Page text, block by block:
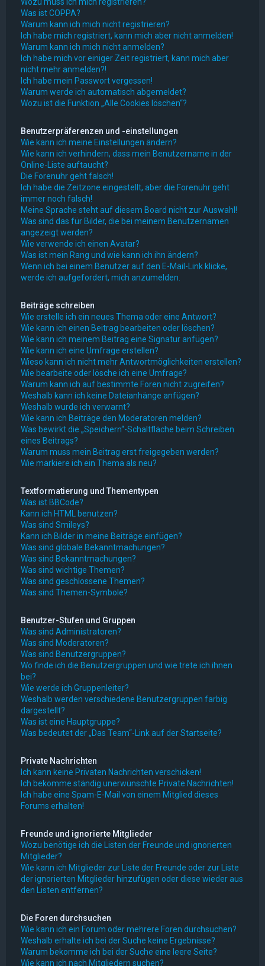
Was ist COPPA?
Warum kann ich mich nicht registrieren?
Ich habe mich registriert, kann mich aber nicht anmelden!
Warum kann ich mich nicht anmelden?
Ich habe mich vor einiger Zeit registriert, kann mich aber
nicht mehr anmelden?!
Ich habe mein Passwort vergessen!
Warum werde ich automatisch abgemeldet?
Wozu ist die Funktion „Alle Cookies löschen“?
Benutzerpräferenzen und -einstellungen
Wie kann ich meine Einstellungen ändern?
Wie kann ich verhindern, dass mein Benutzername in der
Online-Liste auftaucht?
Die Forenuhr geht falsch!
Ich habe die Zeitzone eingestellt, aber die Forenuhr geht
immer noch falsch!
Meine Sprache steht auf diesem Board nicht zur Auswahl!
Was sind das für Bilder, die bei meinem Benutzernamen
angezeigt werden?
Wie verwende ich einen Avatar?
Was ist mein Rang und wie kann ich ihn ändern?
Wenn ich bei einem Benutzer auf den E-Mail-Link klicke,
werde ich aufgefordert, mich anzumelden.
Beiträge schreiben
Wie erstelle ich ein neues Thema oder eine Antwort?
Wie kann ich einen Beitrag bearbeiten oder löschen?
Wie kann ich meinem Beitrag eine Signatur anfügen?
Wie kann ich eine Umfrage erstellen?
Wieso kann ich nicht mehr Antwortmöglichkeiten erstellen?
Wie bearbeite oder lösche ich eine Umfrage?
Warum kann ich auf bestimmte Foren nicht zugreifen?
Weshalb kann ich keine Dateianhänge anfügen?
Weshalb wurde ich verwarnt?
Wie kann ich Beiträge den Moderatoren melden?
Was bewirkt die „Speichern“-Schaltfläche beim Schreiben
eines Beitrags?
Warum muss mein Beitrag erst freigegeben werden?
Wie markiere ich ein Thema als neu?
Textformatierung und Thementypen
Was ist BBCode?
Kann ich HTML benutzen?
Was sind Smileys?
Kann ich Bilder in meine Beiträge einfügen?
Was sind globale Bekanntmachungen?
Was sind Bekanntmachungen?
Was sind wichtige Themen?
Was sind geschlossene Themen?
Was sind Themen-Symbole?
Benutzer-Stufen und Gruppen
Was sind Administratoren?
Was sind Moderatoren?
Was sind Benutzergruppen?
Wo finde ich die Benutzergruppen und wie trete ich ihnen
bei?
Wie werde ich Gruppenleiter?
Weshalb werden verschiedene Benutzergruppen farbig
dargestellt?
Was ist eine Hauptgruppe?
Was bedeutet der „Das Team“-Link auf der Startseite?
Private Nachrichten
Ich kann keine Privaten Nachrichten verschicken!
Ich bekomme ständig unerwünschte Private Nachrichten!
Ich habe eine Spam-E-Mail von einem Mitglied dieses
Forums erhalten!
Freunde und ignorierte Mitglieder
Wozu benötige ich die Listen der Freunde und ignorierten
Mitglieder?
Wie kann ich Mitglieder zur Liste der Freunde oder zur Liste
der ignorierten Mitglieder hinzufügen oder diese wieder aus
den Listen entfernen?
Die Foren durchsuchen
Wie kann ich ein Forum oder mehrere Foren durchsuchen?
Weshalb erhalte ich bei der Suche keine Ergebnisse?
Warum bekomme ich bei der Suche eine leere Seite?
Wie kann ich nach Mitgliedern suchen?